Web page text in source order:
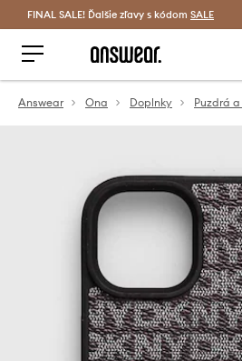
Šetrite s Answear
FINAL SALE! Ďalšie zľavy s kódom SALE
Answear Ona Doplnky Puzdrá